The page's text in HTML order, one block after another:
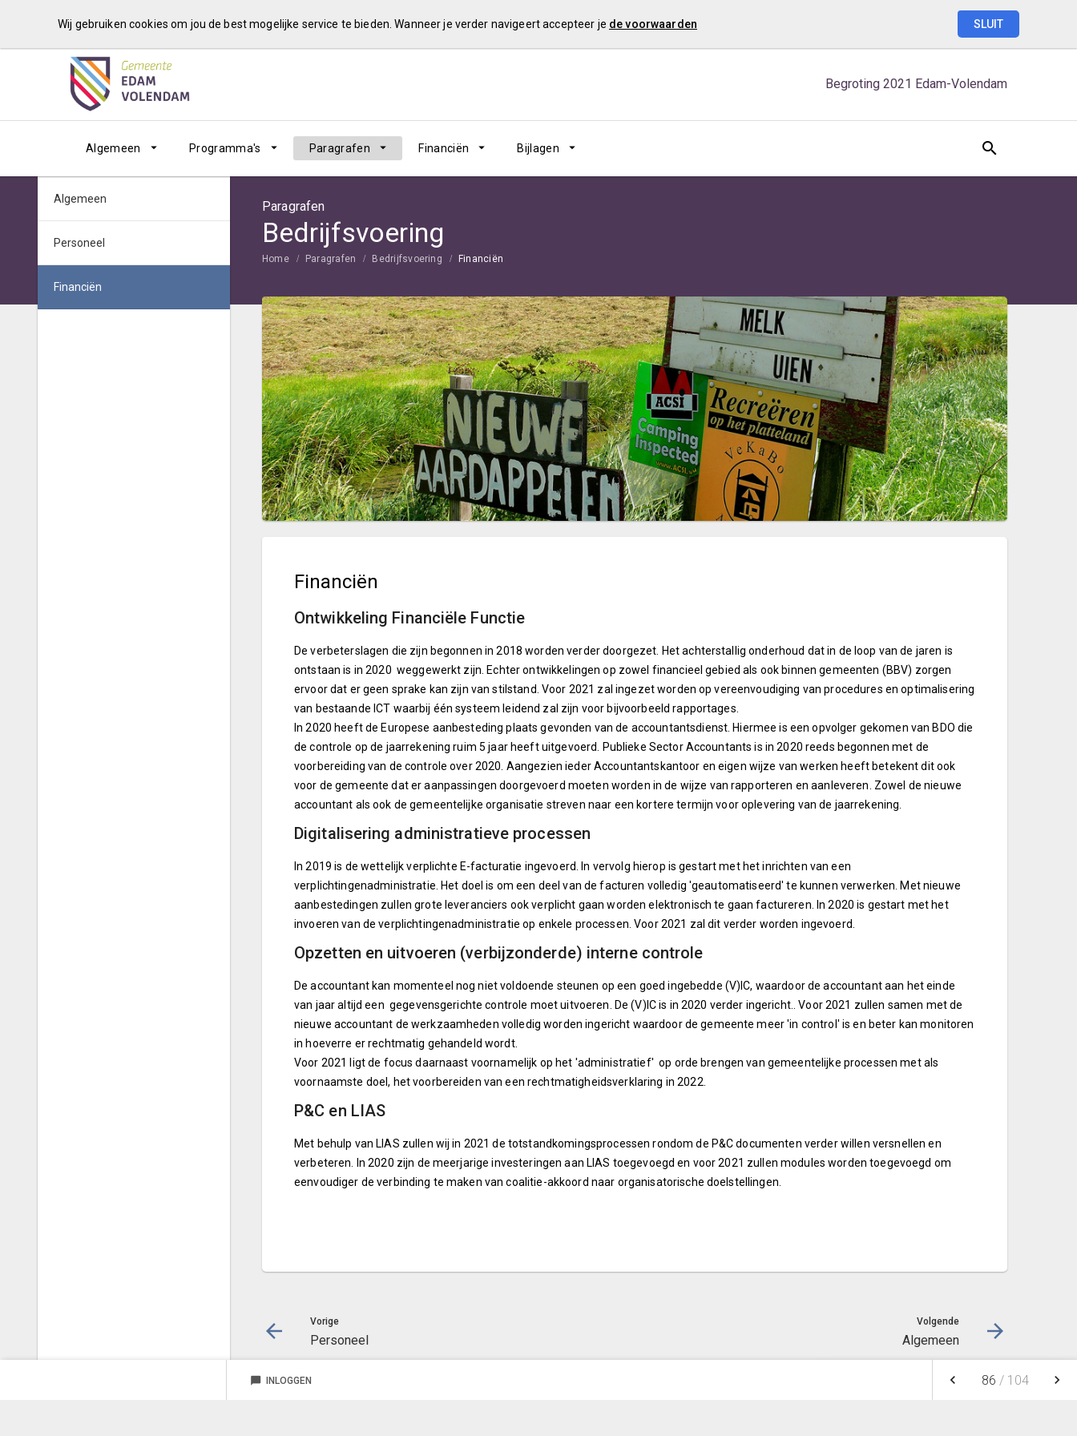
Begroting 2021 Edam-Volendam
Algemeen Programma's Paragrafen Financiën Bijlagen
Paragrafen
Bedrijfsvoering
Home Paragrafen Bedrijfsvoering Financiën
Financiën
Ontwikkeling Financiële Functie
De verbeterslagen die zijn begonnen in 2018 worden verder doorgezet. Het achterstallig onderhoud dat in de loop van de jaren is
ontstaan is in 2020 weggewerkt zijn. Echter ontwikkelingen op zowel financieel gebied als ook binnen gemeenten (BBV) zorgen
ervoor dat er geen sprake kan zijn van stilstand. Voor 2021 zal ingezet worden op vereenvoudiging van procedures en optimalisering
van bestaande ICT waarbij één systeem leidend zal zijn voor bijvoorbeeld rapportages.
In 2020 heeft de Europese aanbesteding plaats gevonden van de accountantsdienst. Hiermee is een opvolger gekomen van BDO die
de controle op de jaarrekening ruim 5 jaar heeft uitgevoerd. Publieke Sector Accountants is in 2020 reeds begonnen met de
voorbereiding van de controle over 2020. Aangezien ieder Accountantskantoor en eigen wijze van werken heeft betekent dit ook
voor de gemeente dat er aanpassingen doorgevoerd moeten worden in de wijze van rapporteren en aanleveren. Zowel de nieuwe
accountant als ook de gemeentelijke organisatie streven naar een kortere termijn voor oplevering van de jaarrekening.
Digitalisering administratieve processen
In 2019 is de wettelijk verplichte E-facturatie ingevoerd. In vervolg hierop is gestart met het inrichten van een
verplichtingenadministratie. Het doel is om een deel van de facturen volledig 'geautomatiseerd' te kunnen verwerken. Met nieuwe
aanbestedingen zullen grote leveranciers ook verplicht gaan worden elektronisch te gaan factureren. In 2020 is gestart met het
invoeren van de verplichtingenadministratie op enkele processen. Voor 2021 zal dit verder worden ingevoerd.
Opzetten en uitvoeren (verbijzonderde) interne controle
De accountant kan momenteel nog niet voldoende steunen op een goed ingebedde (V)IC, waardoor de accountant aan het einde
van jaar altijd een gegevensgerichte controle moet uitvoeren. De (V)IC is in 2020 verder ingericht.. Voor 2021 zullen samen met de
nieuwe accountant de werkzaamheden volledig worden ingericht waardoor de gemeente meer 'in control' is en beter kan monitoren
in hoeverre er rechtmatig gehandeld wordt.
Voor 2021 ligt de focus daarnaast voornamelijk op het 'administratief' op orde brengen van gemeentelijke processen met als
voornaamste doel, het voorbereiden van een rechtmatigheidsverklaring in 2022.
P&C en LIAS
Met behulp van LIAS zullen wij in 2021 de totstandkomingsprocessen rondom de P&C documenten verder willen versnellen en
verbeteren. In 2020 zijn de meerjarige investeringen aan LIAS toegevoegd en voor 2021 zullen modules worden toegevoegd om
eenvoudiger de verbinding te maken van coalitie-akkoord naar organisatorische doelstellingen.
Algemeen
Personeel
Financiën
Vorige
Personeel
Volgende
Algemeen
Wij gebruiken cookies om jou de best mogelijke service te bieden. Wanneer je verder navigeert accepteer je de voorwaarden SLUIT
FAVORIETEN
chat_bubble INLOGGEN keyboard_arrow_left 86 / 104 keyboard_arrow_right